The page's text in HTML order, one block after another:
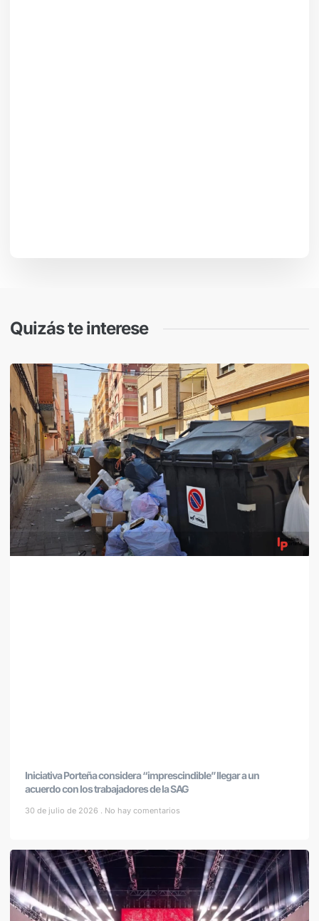
Quizás te interese
Iniciativa Porteña considera “imprescindible” llegar a un
acuerdo con los trabajadores de la SAG
30 de julio de 2026 No hay comentarios